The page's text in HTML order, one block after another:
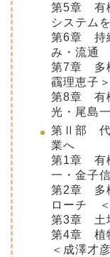
第5章 有
システム
第6章 持
み・流通
第7章 多
靍理恵子＞
第8章 有
光・尾島
第Ⅱ部 代
業へ
第1章 有
一・金子
第2章 多
ローチ ＜
第3章 土
第4章 植
＜成澤才